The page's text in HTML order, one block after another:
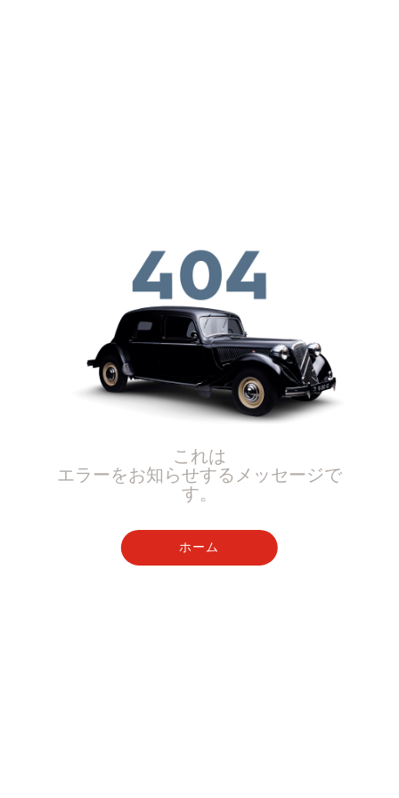
これは
エラーをお知らせするメッセージで
す。
ホーム